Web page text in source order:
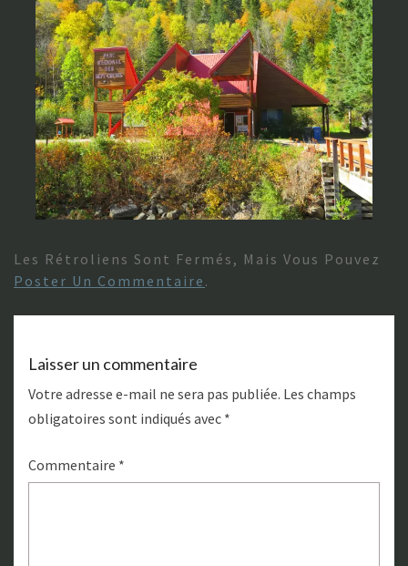
Les Rétroliens Sont Fermés, Mais Vous Pouvez
Poster Un Commentaire .
Laisser un commentaire
Votre adresse e-mail ne sera pas publiée. Les champs
obligatoires sont indiqués avec *
Commentaire *